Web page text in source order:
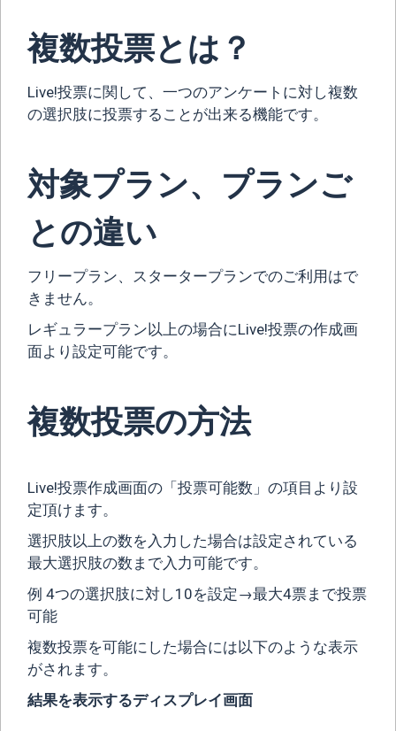
複数投票とは？
Live!投票に関して、一つのアンケートに対し複数
の選択肢に投票することが出来る機能です。
対象プラン、プランご
との違い
フリープラン、スタータープランでのご利用はで
きません。
レギュラープラン以上の場合にLive!投票の作成画
面より設定可能です。
複数投票の方法
Live!投票作成画面の「投票可能数」の項目より設
定頂けます。
選択肢以上の数を入力した場合は設定されている
最大選択肢の数まで入力可能です。
例 4つの選択肢に対し10を設定→最大4票まで投票
可能
複数投票を可能にした場合には以下のような表示
がされます。
結果を表示するディスプレイ画面